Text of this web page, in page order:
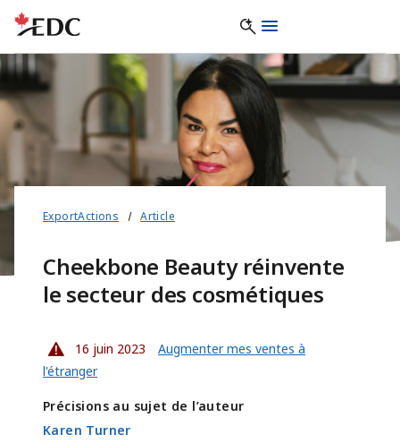
ExportActions Article
Cheekbone Beauty réinvente
le secteur des cosmétiques
16 juin 2023
Augmenter mes ventes à
l'étranger
Précisions au sujet de l’auteur
Karen Turner